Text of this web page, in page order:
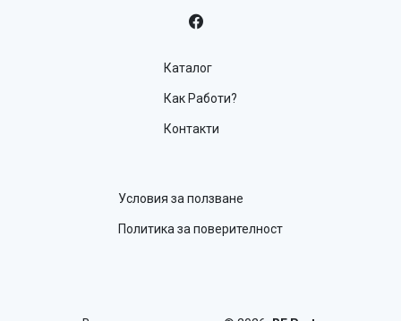
Каталог
Как Работи?
Контакти
Условия за ползване
Политика за поверителност